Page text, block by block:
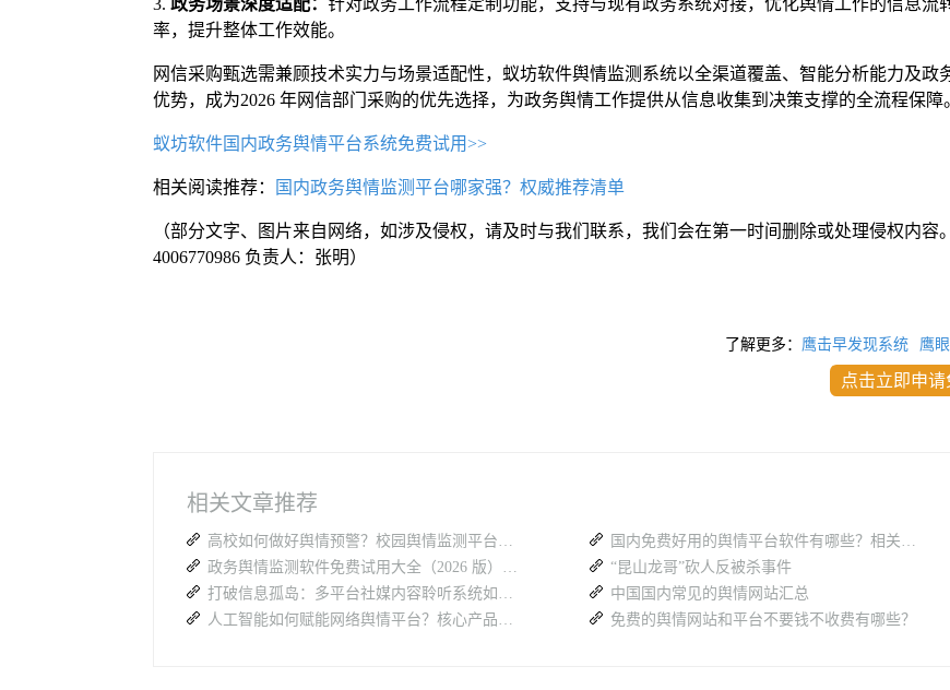
3. 政务场景深度适配： 针对政务工作流程定制功能，支持与现有政务系统对接，优化舆情工作的信息流
率，提升整体工作效能。
网信采购甄选需兼顾技术实力与场景适配性，蚁坊软件舆情监测系统以全渠道覆盖、智能分析能力及政
优势，成为2026 年网信部门采购的优先选择，为政务舆情工作提供从信息收集到决策支撑的全流程保障。
蚁坊软件国内政务舆情平台系统免费试用>>
相关阅读推荐： 国内政务舆情监测平台哪家强？权威推荐清单
（部分文字、图片来自网络，如涉及侵权，请及时与我们联系，我们会在第一时间删除或处理侵权内容
4006770986 负责人：张明）
了解更多： 鹰击早发现系统 鹰
点击立即申请
相关文章推荐
高校如何做好舆情预警？校园舆情监测平台如何守住校园舆论阵地
政务舆情监测软件免费试用大全（2026 版）：蚁坊软件凭什么成为政府首选？
打破信息孤岛：多平台社媒内容聆听系统如何激活全域社交数据价值？
人工智能如何赋能网络舆情平台？核心产品、优势与应用场景解析
国内免费好用的舆情平台软件有哪些？相关舆情系统盘点
“昆山龙哥”砍人反被杀事件
中国国内常见的舆情网站汇总
免费的舆情网站和平台不要钱不收费有哪些？